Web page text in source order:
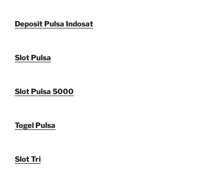
Deposit Pulsa Indosat
Slot Pulsa
Slot Pulsa 5000
Togel Pulsa
Slot Tri